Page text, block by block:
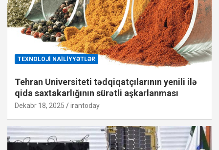
TEXNOLOJI NAILIYYƏTLƏR
Tehran Universiteti tədqiqatçılarının yenili ilə
qida saxtakarlığının sürətli aşkarlanması
Dekabr 18, 2025 irantoday